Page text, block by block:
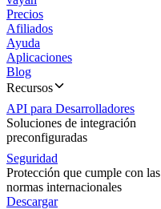
Precios
Afiliados
Ayuda
Aplicaciones
Blog
Recursos
API para Desarrolladores
Soluciones de integración
preconfiguradas
Seguridad
Protección que cumple con las
normas internacionales
Descargar